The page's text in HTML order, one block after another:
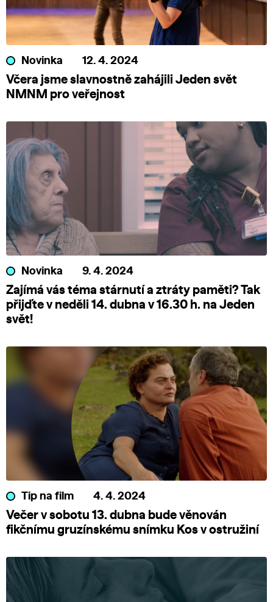
Novinka 12. 4. 2024
Včera jsme slavnostně zahájili Jeden svět
NMNM pro veřejnost
Novinka 9. 4. 2024
Zajímá vás téma stárnutí a ztráty paměti? Tak
přijďte v neděli 14. dubna v 16.30 h. na Jeden
svět!
Tip na film 4. 4. 2024
Večer v sobotu 13. dubna bude věnován
fikčnímu gruzínskému snímku Kos v ostružiní